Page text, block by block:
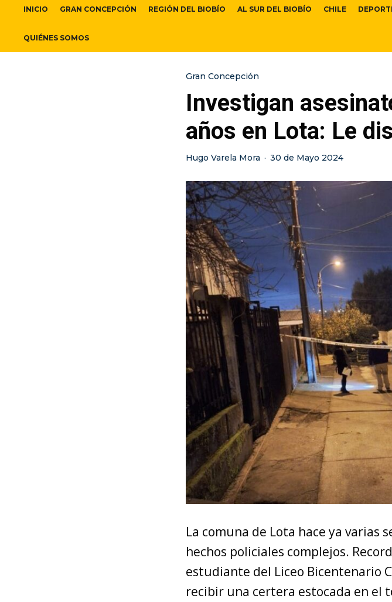
INICIO GRAN CONCEPCIÓN REGIÓN DEL BIOBÍO AL SUR DEL BIOBÍO CHILE
QUIÉNES SOMOS
Gran Concepción
Investigan
años en Lota: Le
Hugo Varela Mora · 30 de Mayo 2024
La comuna de Lota hace ya varias
hechos policiales complejos.
estudiante del Liceo Bicentenario
recibir una certera estocada en el